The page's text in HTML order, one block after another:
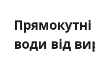
води від